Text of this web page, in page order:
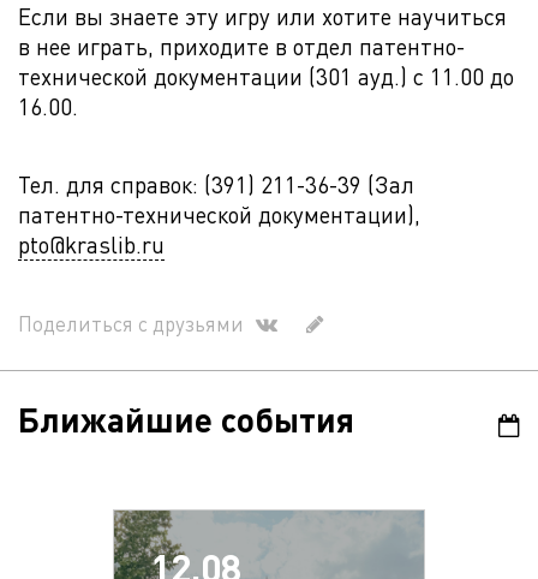
Если вы знаете эту игру или хотите научиться
в нее играть, приходите в отдел патентно-
технической документации (301 ауд.) с 11.00 до
16.00.
Тел. для справок: (391) 211-36-39 (Зал
патентно-технической документации),
pto@kraslib.ru
Поделиться с друзьями
Ближайшие события
12.08